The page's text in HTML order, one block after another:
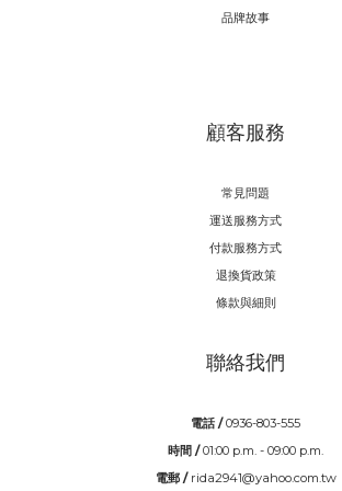
品牌故事
顧客服務
常見問題
運送服務方式
付款服務方式
退換貨政策
條款與細則
聯絡我們
電話 /0936-803-555
時間 /01:00 p.m. - 09:00 p.m.
電郵 / rida2941@yahoo.com.tw